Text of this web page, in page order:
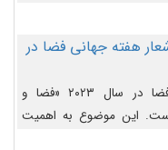
هفته جهانی فضا در
موضوع هفته جهانی فضا در سال ۲۰۲۳ «فضا و
است. این موضوع به اهمیت